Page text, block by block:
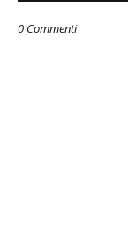
0 Commenti